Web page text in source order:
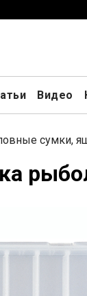
Видео
сумки,